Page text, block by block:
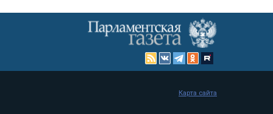
Карта сайта